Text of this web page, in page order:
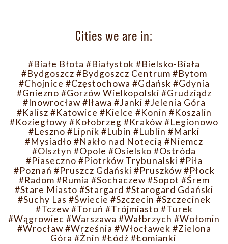
Cities we are in:
#Białe Błota #Białystok #Bielsko-Biała
#Bydgoszcz #Bydgoszcz Centrum #Bytom
#Chojnice #Częstochowa #Gdańsk #Gdynia
#Gniezno #Gorzów Wielkopolski #Grudziądz
#Inowrocław #Iława #Janki #Jelenia Góra
#Kalisz #Katowice #Kielce #Konin #Koszalin
#Koziegłowy #Kołobrzeg #Kraków#Legionowo
#Leszno #Lipnik #Lubin #Lublin #Marki
#Mysiadło #Nakło nad Notecią #Niemcz
#Olsztyn #Opole #Osielsko #Ostróda
#Piaseczno #Piotrków Trybunalski #Piła
#Poznań #Pruszcz Gdański #Pruszków #Płock
#Radom #Rumia #Sochaczew #Sopot #Śrem
#Stare Miasto #Stargard #Starogard Gdański
#Suchy Las #Świecie #Szczecin #Szczecinek
#Tczew #Toruń #Trójmiasto #Turek
#Wągrowiec #Warszawa #Wałbrzych #Wołomin
#Wrocław #Września #Włocławek #Zielona
Góra #Żnin #Łódź #Łomianki